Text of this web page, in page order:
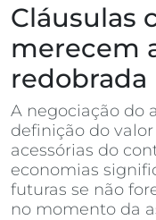
Cláusulas
merecem
redobrada
A negociação do
definição do
acessórias do
economias
futuras se não
no momento da